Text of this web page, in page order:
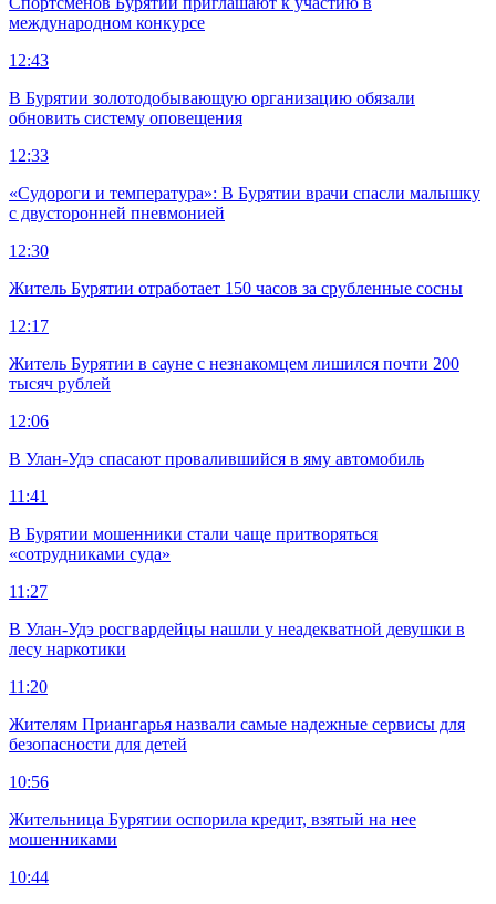
международном конкурсе
12:43
В Бурятии золотодобывающую организацию обязали
обновить систему оповещения
12:33
«Судороги и температура»: В Бурятии врачи спасли малышку
с двусторонней пневмонией
12:30
Житель Бурятии отработает 150 часов за срубленные сосны
12:17
Житель Бурятии в сауне с незнакомцем лишился почти 200
тысяч рублей
12:06
В Улан-Удэ спасают провалившийся в яму автомобиль
11:41
В Бурятии мошенники стали чаще притворяться
«сотрудниками суда»
11:27
В Улан-Удэ росгвардейцы нашли у неадекватной девушки в
лесу наркотики
11:20
Жителям Приангарья назвали самые надежные сервисы для
безопасности для детей
10:56
Жительница Бурятии оспорила кредит, взятый на нее
мошенниками
10:44